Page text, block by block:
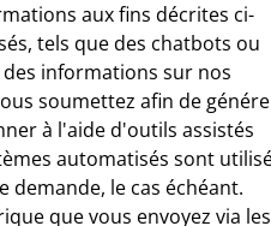
aux fins décrites ci-
tels que des chatbots ou
informations sur nos
soumettez afin de
à l'aide d'outils assistés
automatisés sont
le cas échéant.
que vous envoyez via les